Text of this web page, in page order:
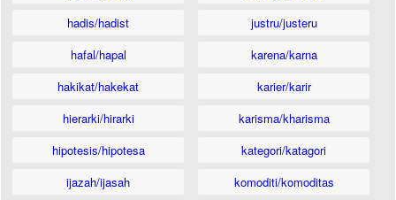
hadis/hadist
hafal/hapal
hakikat/hakekat
hierarki/hirarki
hipotesis/hipotesa
ijazah/ijasah
justru/justeru
karena/karna
karier/karir
karisma/kharisma
kategori/katagori
komoditi/komoditas